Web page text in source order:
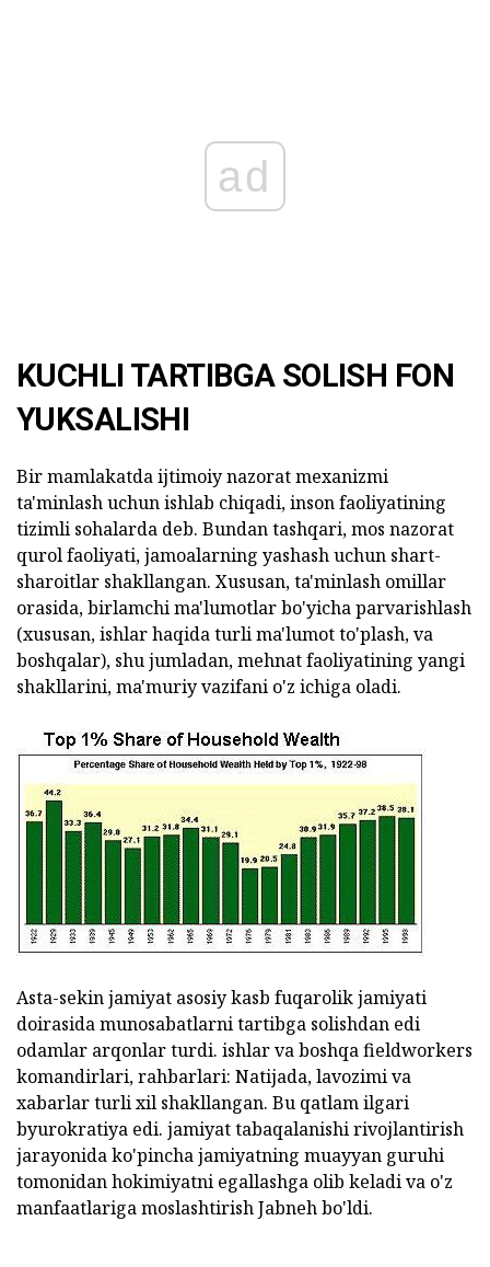
ad
KUCHLI TARTIBGA SOLISH FON
YUKSALISHI
Bir mamlakatda ijtimoiy nazorat mexanizmi
ta'minlash uchun ishlab chiqadi, inson faoliyatining
tizimli sohalarda deb. Bundan tashqari, mos nazorat
qurol faoliyati, jamoalarning yashash uchun shart-
sharoitlar shakllangan. Xususan, ta'minlash omillar
orasida, birlamchi ma'lumotlar bo'yicha parvarishlash
(xususan, ishlar haqida turli ma'lumot to'plash, va
boshqalar), shu jumladan, mehnat faoliyatining yangi
shakllarini, ma'muriy vazifani o'z ichiga oladi.
Asta-sekin jamiyat asosiy kasb fuqarolik jamiyati
doirasida munosabatlarni tartibga solishdan edi
odamlar arqonlar turdi. ishlar va boshqa fieldworkers
komandirlari, rahbarlari: Natijada, lavozimi va
xabarlar turli xil shakllangan. Bu qatlam ilgari
byurokratiya edi. jamiyat tabaqalanishi rivojlantirish
jarayonida ko'pincha jamiyatning muayyan guruhi
tomonidan hokimiyatni egallashga olib keladi va o'z
manfaatlariga moslashtirish Jabneh bo'ldi.